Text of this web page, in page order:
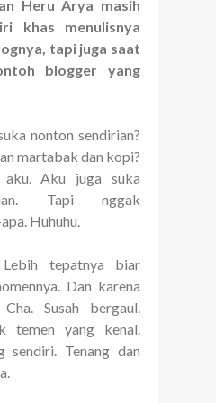
Heru Arya masih
khas menulisnya
tapi juga saat
blogger yang
nonton sendirian?
martabak dan kopi?
Aku juga suka
Tapi nggak
Huhuhu.
Lebih tepatnya biar
Dan karena
Susah bergaul.
temen yang kenal.
sendiri. Tenang dan